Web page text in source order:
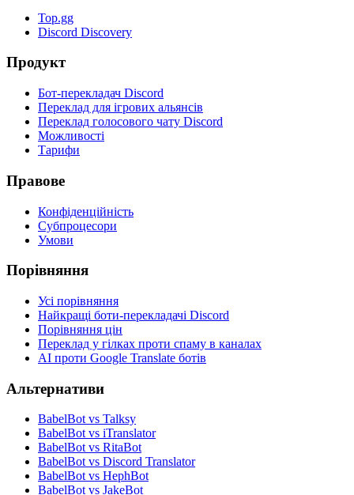
Top.gg
Discord Discovery
Продукт
Бот-перекладач Discord
Переклад для ігрових альянсів
Переклад голосового чату Discord
Можливості
Тарифи
Правове
Конфіденційність
Субпроцесори
Умови
Порівняння
Усі порівняння
Найкращі боти-перекладачі Discord
Порівняння цін
Переклад у гілках проти спаму в каналах
AI проти Google Translate ботів
Альтернативи
BabelBot vs Talksy
BabelBot vs iTranslator
BabelBot vs RitaBot
BabelBot vs Discord Translator
BabelBot vs HephBot
BabelBot vs JakeBot